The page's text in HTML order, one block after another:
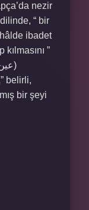
nezir
“ bir
ibadet
”
belirli,
bir şeyi